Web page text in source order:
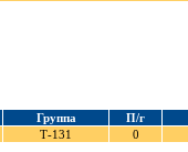
Группа
П/г
Т-131 0